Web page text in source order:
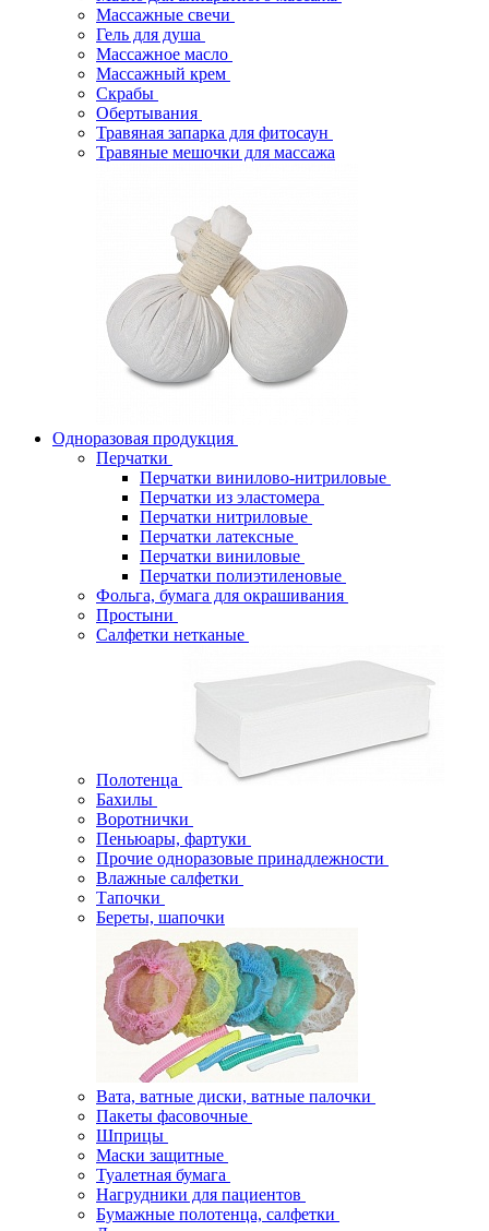
Массажные свечи
Гель для душа
Массажное масло
Массажный крем
Скрабы
Обертывания
Травяная запарка для фитосаун
Травяные мешочки для массажа
Одноразовая продукция
Перчатки
Перчатки винилово-нитриловые
Перчатки из эластомера
Перчатки нитриловые
Перчатки латексные
Перчатки виниловые
Перчатки полиэтиленовые
Фольга, бумага для окрашивания
Простыни
Салфетки нетканые
Полотенца
Бахилы
Воротнички
Пеньюары, фартуки
Прочие одноразовые принадлежности
Влажные салфетки
Тапочки
Береты, шапочки
Вата, ватные диски, ватные палочки
Пакеты фасовочные
Шприцы
Маски защитные
Туалетная бумага
Нагрудники для пациентов
Бумажные полотенца, салфетки